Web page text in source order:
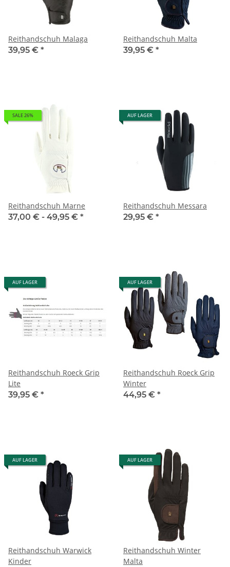
Reithandschuh Malaga
39,95 € *
Reithandschuh Malta
39,95 € *
SALE 26%
Reithandschuh Marne
37,00 € - 49,95 € *
AUF LAGER
Reithandschuh Messara
29,95 € *
AUF LAGER
Reithandschuh Roeck Grip
Lite
39,95 € *
AUF LAGER
Reithandschuh Roeck Grip
Winter
44,95 € *
AUF LAGER
Reithandschuh Warwick
Kinder
AUF LAGER
Reithandschuh Winter
Malta